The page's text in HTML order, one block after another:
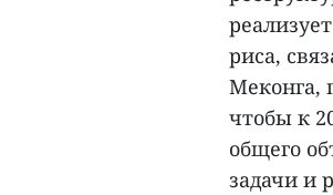
риса,
Меконга,
чтобы к
общего
задачи и